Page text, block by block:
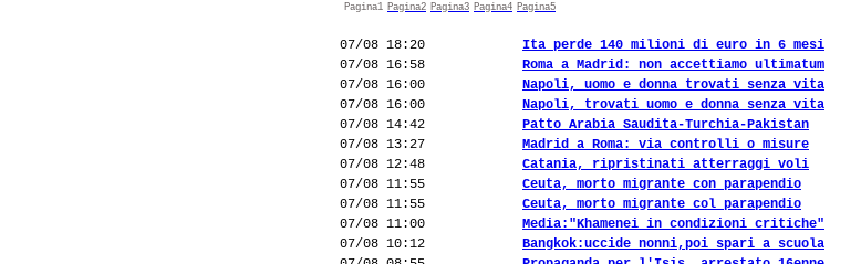
Pagina1 Pagina2 Pagina3 Pagina4 Pagina5
07/08 18:20
Ita perde 140 milioni di euro in 6 mesi
07/08 16:58
Roma a Madrid: non accettiamo ultimatum
07/08 16:00
Napoli, uomo e donna trovati senza vita
07/08 16:00
Napoli, trovati uomo e donna senza vita
07/08 14:42
Patto Arabia Saudita-Turchia-Pakistan
07/08 13:27
Madrid a Roma: via controlli o misure
07/08 12:48
Catania, ripristinati atterraggi voli
07/08 11:55
Ceuta, morto migrante con parapendio
07/08 11:55
Ceuta, morto migrante col parapendio
07/08 11:00
Media:"Khamenei in condizioni critiche"
07/08 10:12
Bangkok:uccide nonni,poi spari a scuola